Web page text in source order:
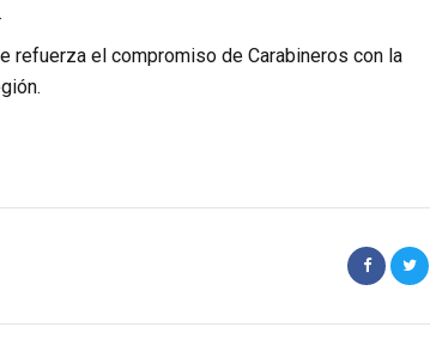
refuerza el compromiso de Carabineros con la